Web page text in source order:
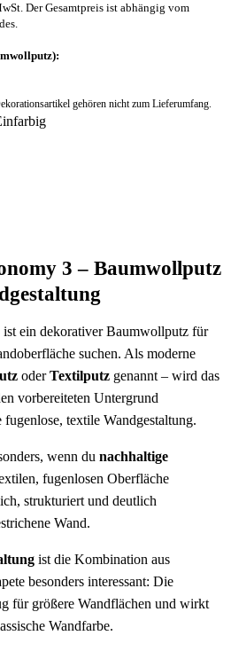
Der Gesamtpreis ist abhängig vom
gehören nicht zum Lieferumfang.
3 – Baumwollputz
ist ein dekorativer Baumwollputz für
suchen. Als moderne
oderTextilputz genannt – wird das
vorbereiteten Untergrund
fugenlose, textile Wandgestaltung.
wenn du nachhaltige
fugenlosen Oberfläche
strukturiert und deutlich
Wand.
ist die Kombination aus
besonders interessant: Die
für größere Wandflächen und wirkt
Wandfarbe.